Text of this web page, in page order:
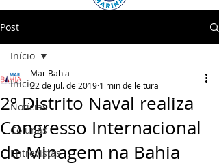
Post
Início
Notícias
Colunas
Entrevistas
Início
2º Distrito Naval realiza
Congresso Internacional
de Minagem na Bahia
Mar Bahia
22 de jul. de 2019 1 min de leitura